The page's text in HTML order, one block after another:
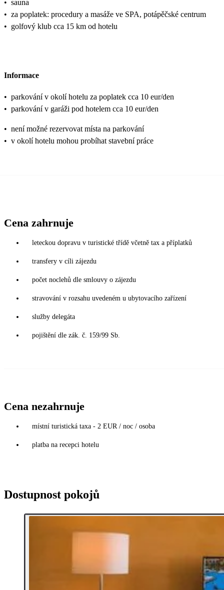
• sauna
• za poplatek: procedury a masáže ve SPA, potápěčské centrum
• golfový klub cca 15 km od hotelu
Informace
• parkování v okolí hotelu za poplatek cca 10 eur/den
• parkování v garáži pod hotelem cca 10 eur/den
• není možné rezervovat místa na parkování
• v okolí hotelu mohou probíhat stavební práce
Cena zahrnuje
leteckou dopravu v turistické třídě včetně tax a příplatků
transfery v cíli zájezdu
počet noclehů dle smlouvy o zájezdu
stravování v rozsahu uvedeném u ubytovacího zařízení
služby delegáta
pojištění dle zák. č. 159/99 Sb.
Cena nezahrnuje
místní turistická taxa - 2 EUR / noc / osoba
platba na recepci hotelu
Dostupnost pokojů